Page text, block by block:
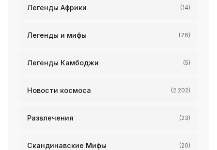
Легенды Африки (14)
Легенды и мифы (76)
Легенды Камбоджи (5)
Новости космоса (2 202)
Развлечения (23)
Скандинавские Мифы (20)